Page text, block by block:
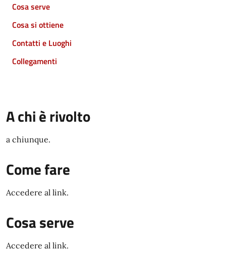
Cosa serve
Cosa si ottiene
Contatti e Luoghi
Collegamenti
A chi è rivolto
a chiunque.
Come fare
Accedere al link.
Cosa serve
Accedere al link.